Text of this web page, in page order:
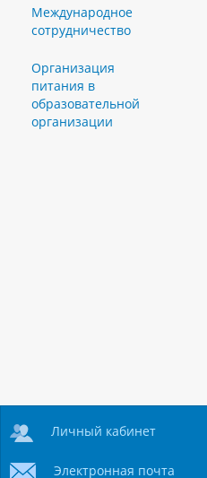
Международное
сотрудничество
Организация
питания в
образовательной
организации
Личный кабинет
Электронная почта